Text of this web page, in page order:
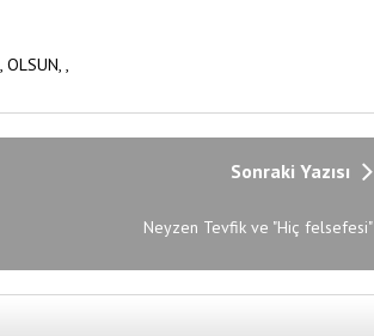
OLSUN, ,
Sonraki Yazısı
Neyzen Tevfik ve "Hiç felsefesi"